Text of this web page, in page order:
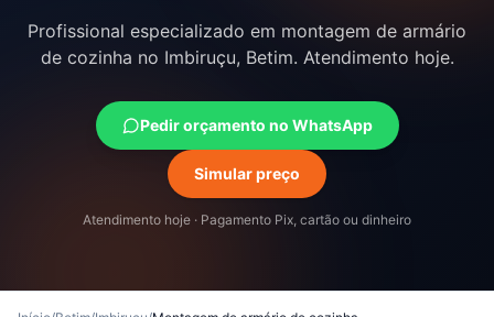
Profissional especializado em montagem de armário
de cozinha no Imbiruçu, Betim. Atendimento hoje.
Pedir orçamento no WhatsApp
Simular preço
Atendimento hoje · Pagamento Pix, cartão ou dinheiro